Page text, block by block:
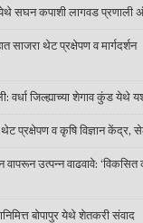
सघन कपाशी लागवड प्रणाली
उत्साहात साजरा थेट
वर्धा जिल्ह्याच्या शेगाव कुंड येथे
थेट प्रक्षेपण व कृषि विज्ञान
वापरून उत्पन्न वाढवावे:
बोपापुर येथे शेतकरी संवाद